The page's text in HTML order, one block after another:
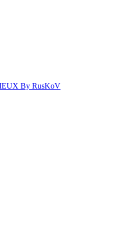
By RusKoV